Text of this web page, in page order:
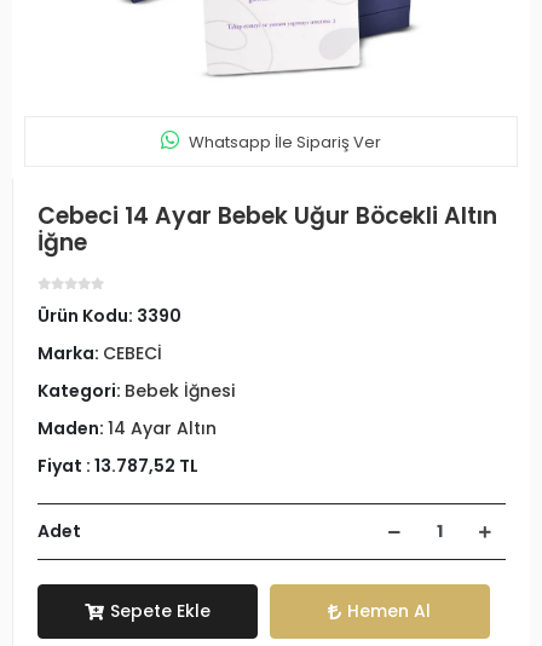
Whatsapp İle Sipariş Ver
Cebeci 14 Ayar Bebek Uğur Böcekli Altın
İğne
Ürün Kodu: 3390
Marka: CEBECİ
Kategori: Bebek İğnesi
Maden: 14 Ayar Altın
Fiyat : 13.787,52 TL
Adet
Sepete Ekle Hemen Al